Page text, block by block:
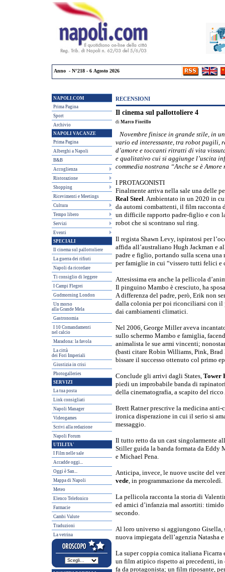
Anno - N°218 - 6 Agosto 2026
NAPOLI.COM
Prima Pagina
Sport
Archivio
NAPOLI VACANZE
Prima Pagina
Alberghi a Napoli
B&B
Accoglienza
Ristorazione
Shopping
Ricevimenti e Meetings
Cultura
Tempo libero
Servizi
Eventi
SPECIALI
Il cinema sul pallottoliere
La guerra dei rifiuti
Napoli da ricordare
Ti consiglio di leggere
I Campi Flegrei
Gudmorning London
Un morso
alla Grande Mela
Gastronomia
I 10 Comandamenti
nel calcio
Maradona: la favola
La città
dei Fori Imperiali
Giustizia in crisi
Photogalleries
SERVIZI
La tua posta
Link consigliati
Napoli Manager
Videogames
Scrivi alla redazione
Napoli Forum
UTILITA'
I Film nelle sale
Accadde oggi...
Oggi è San...
Mappa di Napoli
Meteo
Elenco Telefonico
Farmacie
Cambi Valute
Traduzioni
La vetrina
RECENSIONI
Il cinema sul pallottoliere 4
di Marco Fiorillo
Novembre finisce in grande stile, in
vario ed interessante, tra robot pugili,
d’amore e toccanti ritratti di vita
e qualitativo cui si aggiunge l’uscita
commedia nostrana “Anche se è Amore
I PROTAGONISTI
Finalmente arriva nella sale una delle
Real Steel. Ambientato in un 2020 in
da automi combattenti, il film racconta
un difficile rapporto padre-figlio e con
robot che si scontrano sul ring.
Il regista Shawn Levy, ispiratosi per
affida all’australiano Hugh Jackman e
padre e figlio, portando sulla scena
per famiglie in cui “vissero tutti felici e
Attesissima era anche la pellicola
Il pinguino Mambo è cresciuto, ha
A differenza del padre, però, Erik non
dalla colonia per poi riconciliarsi con il
dai cambiamenti climatici.
Nel 2006, George Miller aveva
sullo schermo Mambo e famiglia,
animalista le sue armi vincenti;
(basti citare Robin Williams, Pink,
bissare il successo ottenuto col primo
Conclude gli arrivi dagli States, Tower
piedi un improbabile banda di
della cinematografia, a scapito del
Brett Ratner prescrive la medicina
ironica disperazione in cui il serio si
messaggio.
Il tutto retto da un cast singolarmente
Stiller guida la banda formata da Eddy
e Michael Pena.
Anticipa, invece, le nuove uscite del
vede, in programmazione da mercoledì.
La pellicola racconta la storia di
ed amici d’infanzia mal assortiti:
secondo.
Al loro universo si aggiungono Gisella,
nuova impiegata dell’agenzia Natasha
La super coppia comica italiana Ficarra
un film atipico rispetto ai precedenti, in
fa da protagonista; un film riposante,